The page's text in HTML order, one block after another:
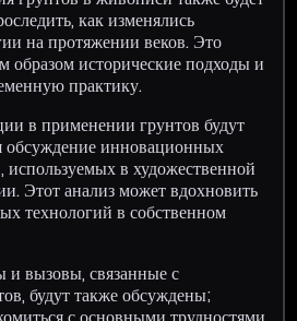
как изменялись
на протяжении веков. Это
образом исторические подходы и
практику.
в применении грунтов будут
обсуждение инновационных
используемых в художественной
Этот анализ может вдохновить
технологий в собственном
вызовы, связанные с
будут также обсуждены;